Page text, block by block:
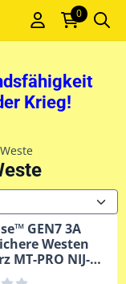
0
Krieg!
GEN7 3A
Westen
MT-PRO NIJ-